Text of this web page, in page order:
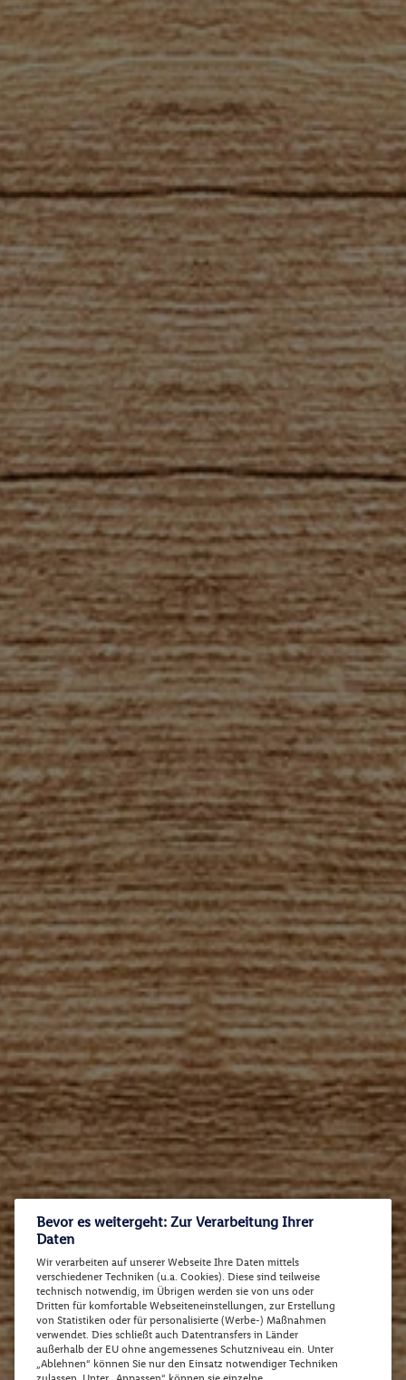
Bevor es weitergeht: Zur Verarbeitung Ihrer
Daten
Wir verarbeiten auf unserer Webseite Ihre Daten mittels
verschiedener Techniken (u.a. Cookies). Diese sind teilweise
technisch notwendig, im Übrigen werden sie von uns oder
Dritten für komfortable Webseiteneinstellungen, zur Erstellung
von Statistiken oder für personalisierte (Werbe-) Maßnahmen
verwendet. Dies schließt auch Datentransfers in Länder
außerhalb der EU ohne angemessenes Schutzniveau ein. Unter
„Ablehnen“ können Sie nur den Einsatz notwendiger Techniken